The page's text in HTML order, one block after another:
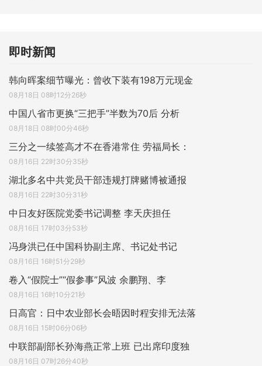
即时新闻
韩向晖案细节曝光：曾收下装有198万元现金
08月18日 08时12分26秒
中国八省市更换“三把手”半数为70后 分析
08月18日 08时00分46秒
三分之一续签高才不在香港常住 劳福局长：
08月16日 22时30分35秒
湖北多名中共党员干部违规打牌赌博被通报
08月16日 22时30分31秒
中日友好医院党委书记调整 李天庆担任
08月16日 17时03分53秒
冯身洪已任中国科协副主席、书记处书记
08月16日 16时51分29秒
卷入“假院士”“假参事”风波 余鹏翔、李
08月16日 16时10分21秒
日高官：日中农业部长会晤因时程安排无法落
08月16日 15时06分06秒
中联部副部长孙海燕正常上班 已出席印度独
08月16日 07时26分40秒